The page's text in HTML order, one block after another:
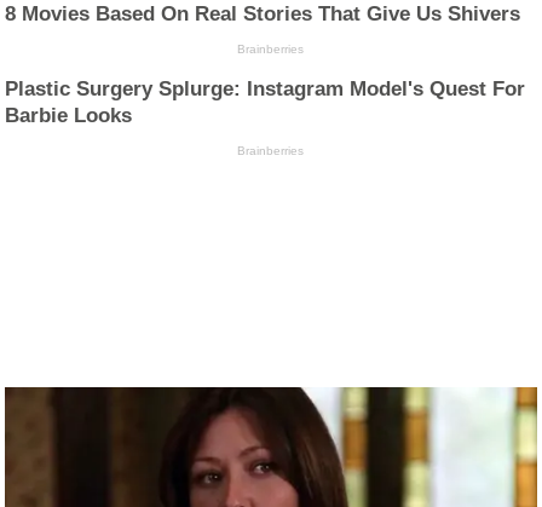
8 Movies Based On Real Stories That Give Us Shivers
Brainberries
Plastic Surgery Splurge: Instagram Model's Quest For
Barbie Looks
Brainberries